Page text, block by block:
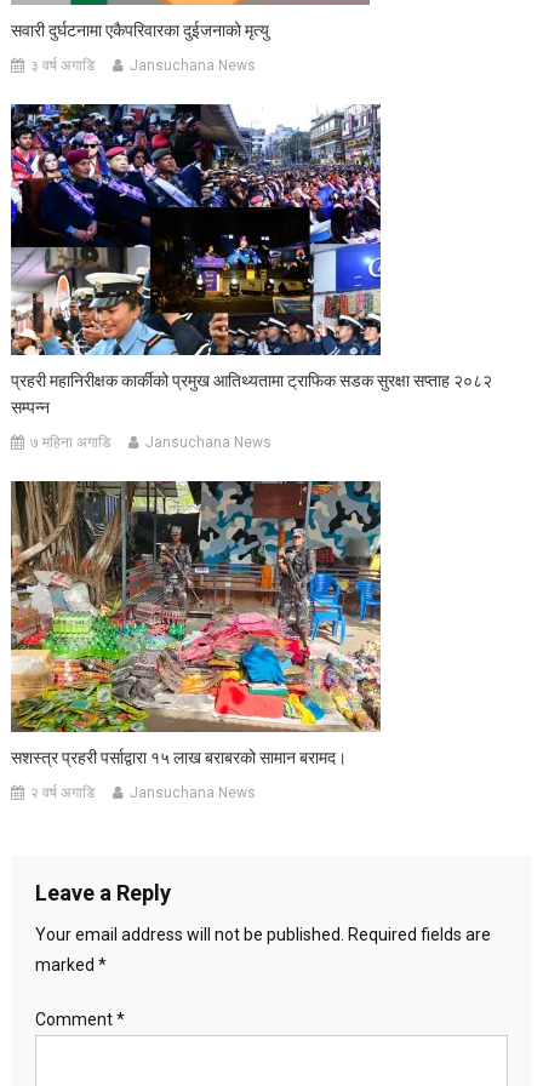
सवारी दुर्घटनामा एकैपरिवारका दुईजनाको मृत्यु
३ वर्ष अगाडि Jansuchana News
प्रहरी महानिरीक्षक कार्कीको प्रमुख आतिथ्यतामा ट्राफिक सडक सुरक्षा सप्ताह २०८२
सम्पन्न
७ महिना अगाडि Jansuchana News
सशस्त्र प्रहरी पर्साद्वारा १५ लाख बराबरको सामान बरामद।
२ वर्ष अगाडि Jansuchana News
Leave a Reply
Your email address will not be published.
Required fields are
marked *
Comment*